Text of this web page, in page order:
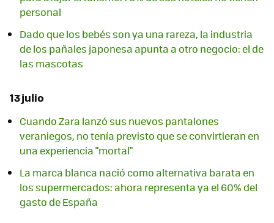
personal
Dado que los bebés son ya una rareza, la industria
de los pañales japonesa apunta a otro negocio: el de
las mascotas
13 julio
Cuando Zara lanzó sus nuevos pantalones
veraniegos, no tenía previsto que se convirtieran en
una experiencia "mortal"
La marca blanca nació como alternativa barata en
los supermercados: ahora representa ya el 60% del
gasto de España